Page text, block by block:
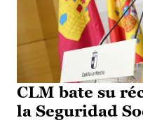
CLM bate su
la Seguridad